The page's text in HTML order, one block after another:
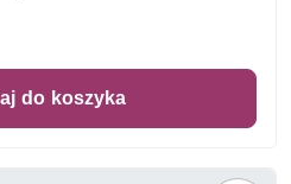
do koszyka